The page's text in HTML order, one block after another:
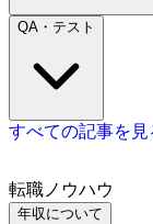
QA・テスト
すべての記事を見
転職ノウハウ
年収について